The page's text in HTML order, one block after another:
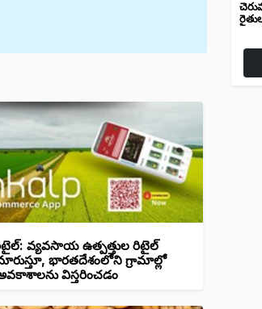
వ్యవసాయ ఉత్పత్తుల రిటైల్
భారతదేశంలోని గ్రామాల్లో
విస్తరించడం